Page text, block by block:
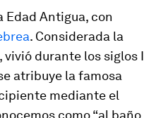
Edad Antigua, con
. Considerada la
durante los siglos I
atribuye la famosa
mediante el
como “al baño